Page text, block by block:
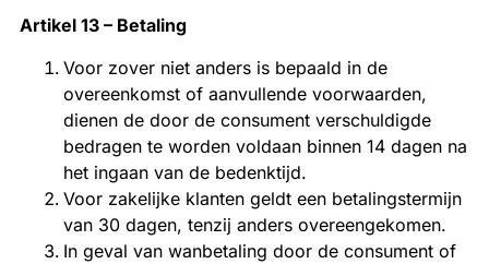
Artikel 13 – Betaling
Voor zover niet anders is bepaald in de
overeenkomst of aanvullende voorwaarden,
dienen de door de consument verschuldigde
bedragen te worden voldaan binnen 14 dagen na
het ingaan van de bedenktijd.
Voor zakelijke klanten geldt een betalingstermijn
van 30 dagen, tenzij anders overeengekomen.
In geval van wanbetaling door de consument of